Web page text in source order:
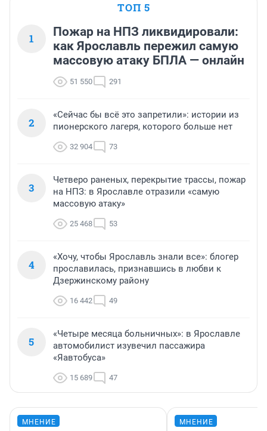
ТОП 5
1
Пожар на НПЗ ликвидировали:
как Ярославль пережил самую
массовую атаку БПЛА — онлайн
51 550 291
2
«Сейчас бы всё это запретили»: истории из
пионерского лагеря, которого больше нет
32 904 73
3
Четверо раненых, перекрытие трассы, пожар
на НПЗ: в Ярославле отразили «самую
массовую атаку»
25 468 53
4
«Хочу, чтобы Ярославль знали все»: блогер
прославилась, признавшись в любви к
Дзержинскому району
16 442 49
5
«Четыре месяца больничных»: в Ярославле
автомобилист изувечил пассажира
«Яавтобуса»
15 689 47
МНЕНИЕ МНЕНИЕ